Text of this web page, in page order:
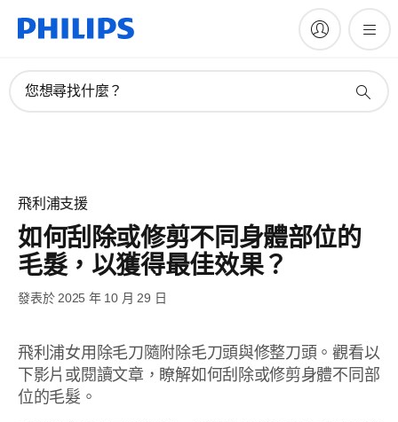
您想尋找什麼？
飛利浦支援
如何刮除或修剪不同身體部位的
毛髮，以獲得最佳效果？
發表於 2025 年 10 月 29 日
飛利浦女用除毛刀隨附除毛刀頭與修整刀頭。觀看以
下影片或閱讀文章，瞭解如何刮除或修剪身體不同部
位的毛髮。